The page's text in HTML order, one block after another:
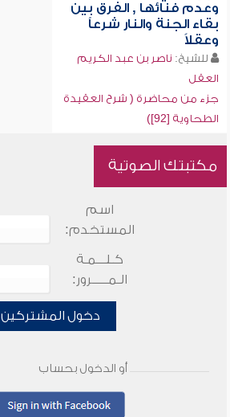
وعدم فنائها , الفرق بين
بقاء الجنة والنار شرعاً
وعقلاً
للشيخ: ناصر بن عبد الكريم
العقل
جزء من محاضرة ( شرح العقيدة
الطحاوية [92])
مكتبتك الصوتية
اسم
المستخدم:
كـلـــمـة
الـمـــــرور:
دخول المشتركين
أو الدخول بحساب